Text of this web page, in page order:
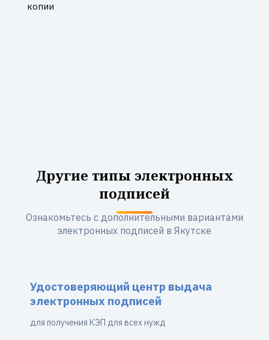
копии
Другие типы электронных
подписей
Ознакомьтесь с дополнительными вариантами
электронных подписей в Якутске
Удостоверяющий центр выдача
электронных подписей
для получения КЭП для всех нужд